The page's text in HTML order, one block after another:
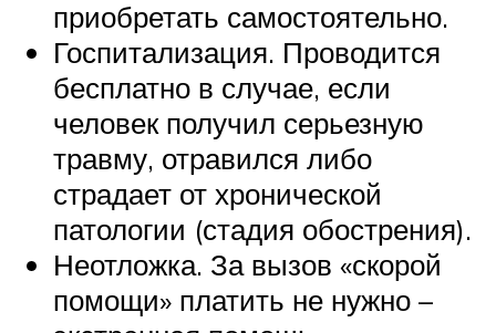
приобретать самостоятельно.
Госпитализация. Проводится
бесплатно в случае, если
человек получил серьезную
травму, отравился либо
страдает от хронической
патологии (стадия обострения).
Неотложка. За вызов «скорой
помощи» платить не нужно –